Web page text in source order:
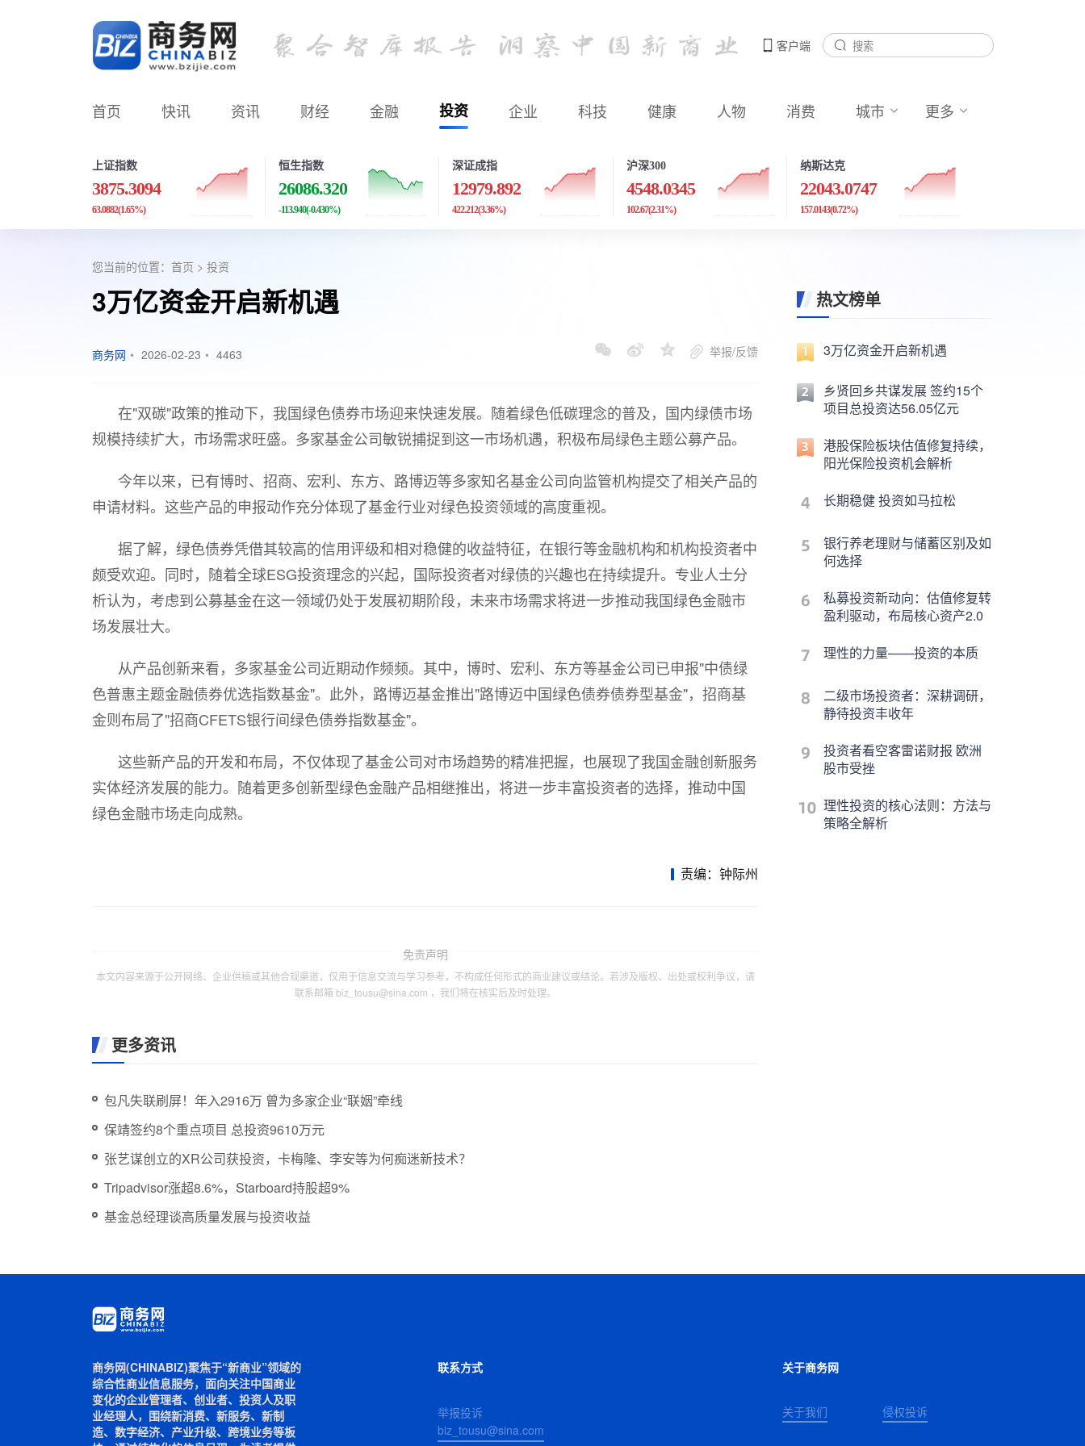
客户端
首页 快讯 资讯 财经 金融 投资 企业 科技 健康 人物 消费 城市 更多
上证指数
3875.3094
63.0882(1.65%)
恒生指数
26086.320
-113.940(-0.430%)
深证成指
12979.892
422.212(3.36%)
沪深300
4548.0345
102.67(2.31%)
纳斯达克
22043.0747
157.0143(0.72%)
您当前的位置： 首页 > 投资
3万亿资金开启新机遇
商务网 • 2026-02-23 • 4463 举报/反馈
在"双碳"政策的推动下，我国绿色债券市场迎来快速发展。随着绿色低碳理念的普及，国内绿债市场
规模持续扩大，市场需求旺盛。多家基金公司敏锐捕捉到这一市场机遇，积极布局绿色主题公募产品。
今年以来，已有博时、招商、宏利、东方、路博迈等多家知名基金公司向监管机构提交了相关产品的
申请材料。这些产品的申报动作充分体现了基金行业对绿色投资领域的高度重视。
据了解，绿色债券凭借其较高的信用评级和相对稳健的收益特征，在银行等金融机构和机构投资者中
颇受欢迎。同时，随着全球ESG投资理念的兴起，国际投资者对绿债的兴趣也在持续提升。专业人士分
析认为，考虑到公募基金在这一领域仍处于发展初期阶段，未来市场需求将进一步推动我国绿色金融市
场发展壮大。
从产品创新来看，多家基金公司近期动作频频。其中，博时、宏利、东方等基金公司已申报"中债绿
色普惠主题金融债券优选指数基金"。此外，路博迈基金推出"路博迈中国绿色债券债券型基金"，招商基
金则布局了"招商CFETS银行间绿色债券指数基金"。
这些新产品的开发和布局，不仅体现了基金公司对市场趋势的精准把握，也展现了我国金融创新服务
实体经济发展的能力。随着更多创新型绿色金融产品相继推出，将进一步丰富投资者的选择，推动中国
绿色金融市场走向成熟。
责编：钟际州
免责声明
本文内容来源于公开网络、企业供稿或其他合规渠道，仅用于信息交流与学习参考，不构成任何形式的商业建议或结论。若涉及版权、出处或权利争议，请
联系邮箱 biz_tousu@sina.com ，我们将在核实后及时处理。
更多资讯
包凡失联刷屏！年入2916万 曾为多家企业“联姻”牵线
保靖签约8个重点项目 总投资9610万元
张艺谋创立的XR公司获投资，卡梅隆、李安等为何痴迷新技术？
Tripadvisor涨超8.6%，Starboard持股超9%
基金总经理谈高质量发展与投资收益
热文榜单
3万亿资金开启新机遇
乡贤回乡共谋发展 签约15个
项目总投资达56.05亿元
港股保险板块估值修复持续，
阳光保险投资机会解析
长期稳健 投资如马拉松
银行养老理财与储蓄区别及如
何选择
私募投资新动向：估值修复转
盈利驱动，布局核心资产2.0
理性的力量——投资的本质
二级市场投资者：深耕调研，
静待投资丰收年
投资者看空客雷诺财报 欧洲
股市受挫
理性投资的核心法则：方法与
策略全解析
商务网(CHINABIZ)聚焦于“新商业”领域的
综合性商业信息服务，面向关注中国商业
变化的企业管理者、创业者、投资人及职
业经理人，围绕新消费、新服务、新制
造、数字经济、产业升级、跨境业务等板
联系方式
举报投诉
biz_tousu@sina.com
关于商务网
关于我们 侵权投诉